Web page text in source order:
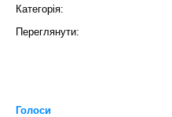
Категорія:
Переглянути:
Голоси